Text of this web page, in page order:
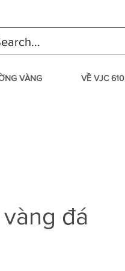
VÀNG VỀ VJC 610
đá